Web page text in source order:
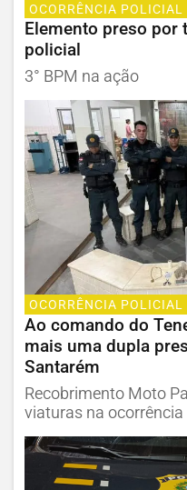
OCORRÊNCIA POLICIAL
Elemento preso por
policial
3° BPM na ação
OCORRÊNCIA POLICIAL
Ao comando do
mais uma dupla
Santarém
Recobrimento Moto
viaturas na ocorrência